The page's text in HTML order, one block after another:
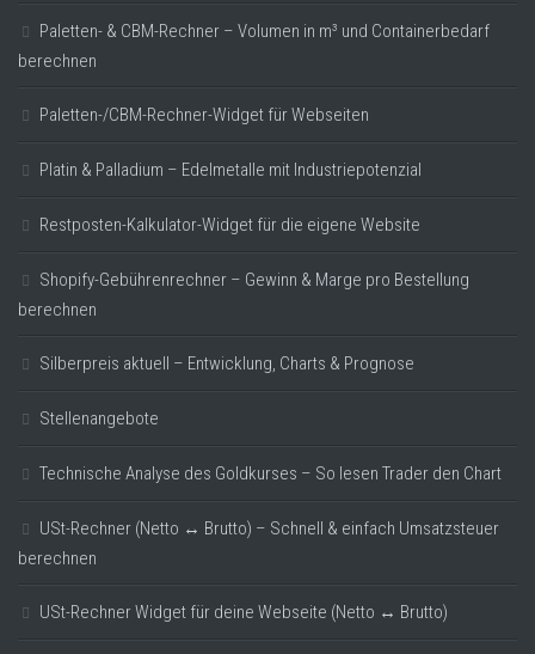
Paletten- & CBM-Rechner – Volumen in m³ und Containerbedarf
berechnen
Paletten-/CBM-Rechner-Widget für Webseiten
Platin & Palladium – Edelmetalle mit Industriepotenzial
Restposten-Kalkulator-Widget für die eigene Website
Shopify-Gebührenrechner – Gewinn & Marge pro Bestellung
berechnen
Silberpreis aktuell – Entwicklung, Charts & Prognose
Stellenangebote
Technische Analyse des Goldkurses – So lesen Trader den Chart
USt-Rechner (Netto ↔ Brutto) – Schnell & einfach Umsatzsteuer
berechnen
USt-Rechner Widget für deine Webseite (Netto ↔ Brutto)